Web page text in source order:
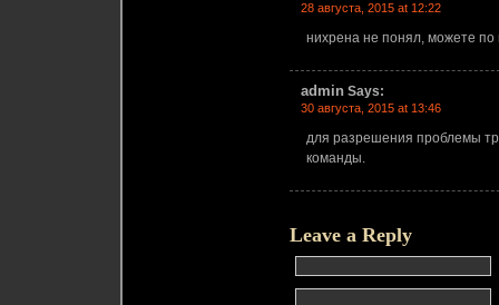
28 августа, 2015 at 12:22
нихрена не понял, можете по
admin Says:
30 августа, 2015 at 13:46
для разрешения проблемы
команды.
Leave a Reply